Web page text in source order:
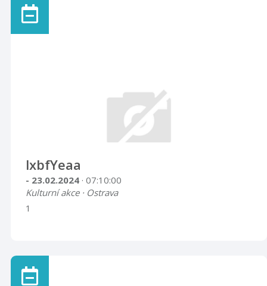
lxbfYeaa
- 23.02.2024 · 07:10:00
Kulturní akce · Ostrava
1